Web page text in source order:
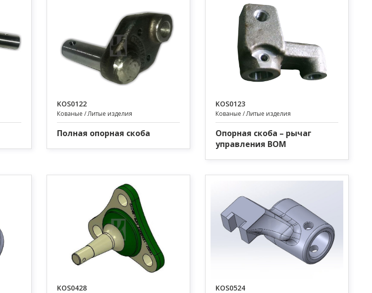
KOS0122
Кованые / Литые изделия
Полная опорная скоба
KOS0123
Кованые / Литые изделия
Опорная скоба – рычаг
управления ВОМ
KOS0428 KOS0524